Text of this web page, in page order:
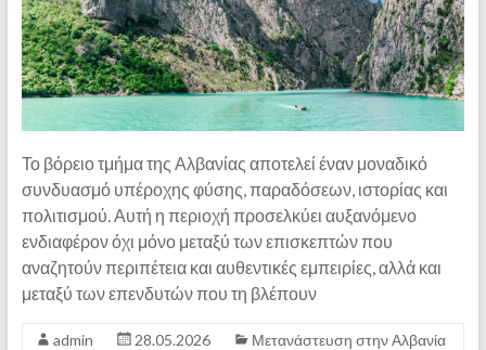
Το βόρειο τμήμα της Αλβανίας αποτελεί έναν μοναδικό
συνδυασμό υπέροχης φύσης, παραδόσεων, ιστορίας και
πολιτισμού. Αυτή η περιοχή προσελκύει αυξανόμενο
ενδιαφέρον όχι μόνο μεταξύ των επισκεπτών που
αναζητούν περιπέτεια και αυθεντικές εμπειρίες, αλλά και
μεταξύ των επενδυτών που τη βλέπουν
admin 28.05.2026
Μετανάστευση στην Αλβανία